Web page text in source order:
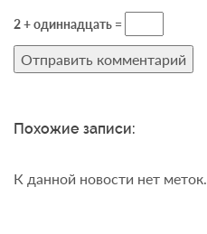
2 + одиннадцать =
Похожие записи:
К данной новости нет меток.